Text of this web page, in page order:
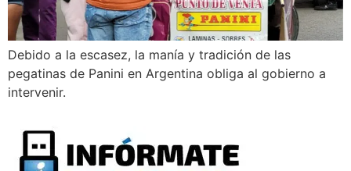
Debido a la escasez, la manía y tradición de las
pegatinas de Panini en Argentina obliga al gobierno a
intervenir.